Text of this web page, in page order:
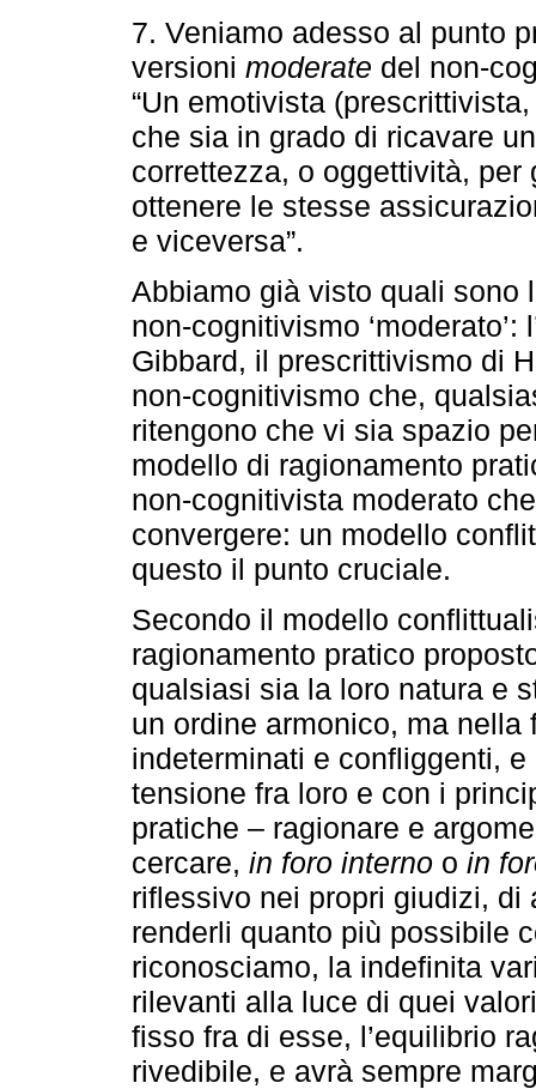
7. Veniamo adesso al punto
versioni moderate del non-
“Un emotivista
che sia in grado di ricavare
correttezza, o oggettività,
ottenere le stesse
e viceversa”.
Abbiamo già visto quali sono
non-cognitivismo
Gibbard, il prescrittivismo di
non-cognitivismo che,
ritengono che vi sia spazio
modello di ragionamento
non-cognitivista moderato
convergere: un modello
questo il punto cruciale.
Secondo il modello
ragionamento pratico
qualsiasi sia la loro natura e
un ordine armonico, ma
indeterminati e confliggenti,
tensione fra loro e con i
pratiche – ragionare e
cercare, in foro interno o in
riflessivo nei propri giudizi,
renderli quanto più possibile
riconosciamo, la indefinita
rilevanti alla luce di quei
fisso fra di esse, l’equilibrio
rivedibile, e avrà sempre